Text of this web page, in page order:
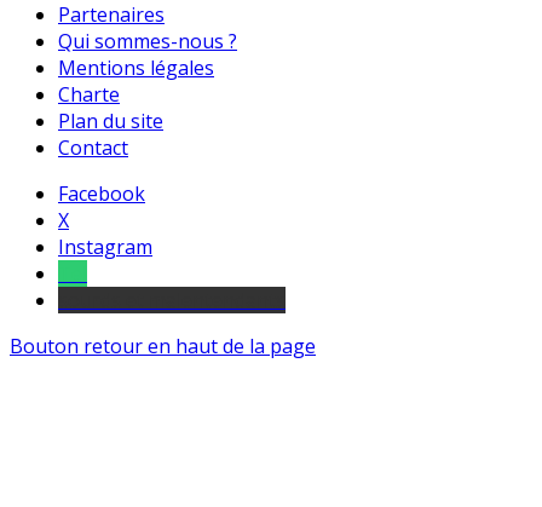
Partenaires
Qui sommes-nous ?
Mentions légales
Charte
Plan du site
Contact
Facebook
X
Instagram
Bouton retour en haut de la page